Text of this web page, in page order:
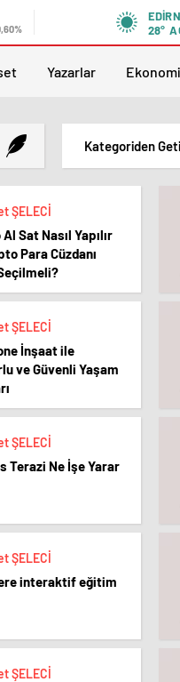
28°
Yazarlar Ekonomi
Kategoriden
ŞELECİ
Sat Nasıl Yapılır
Para Cüzdanı
ŞELECİ
İnşaat ile
ve Güvenli Yaşam
ŞELECİ
Terazi Ne İşe Yarar
ŞELECİ
interaktif eğitim
ŞELECİ